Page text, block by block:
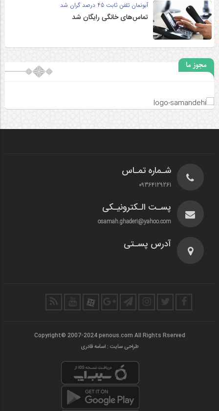
آبونمان تلفن ثابت 45 درصد گران شد
تماس‌های خانگی رایگان شد
مجوز ما
شـماره تمـاس
09364129261
پسـت الـکترونیـکی
osamah.ghaderi@yahoo.com
آدرس پسـتی
Copyright© 2007-2024 penous.com All Rights Rserved
طراحی سایت : اسامه قادری